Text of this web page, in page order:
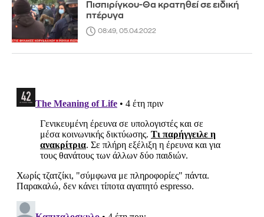
Πισπιρίγκου-Θα κρατηθεί σε ειδική
πτέρυγα
08:49, 05.04.2022